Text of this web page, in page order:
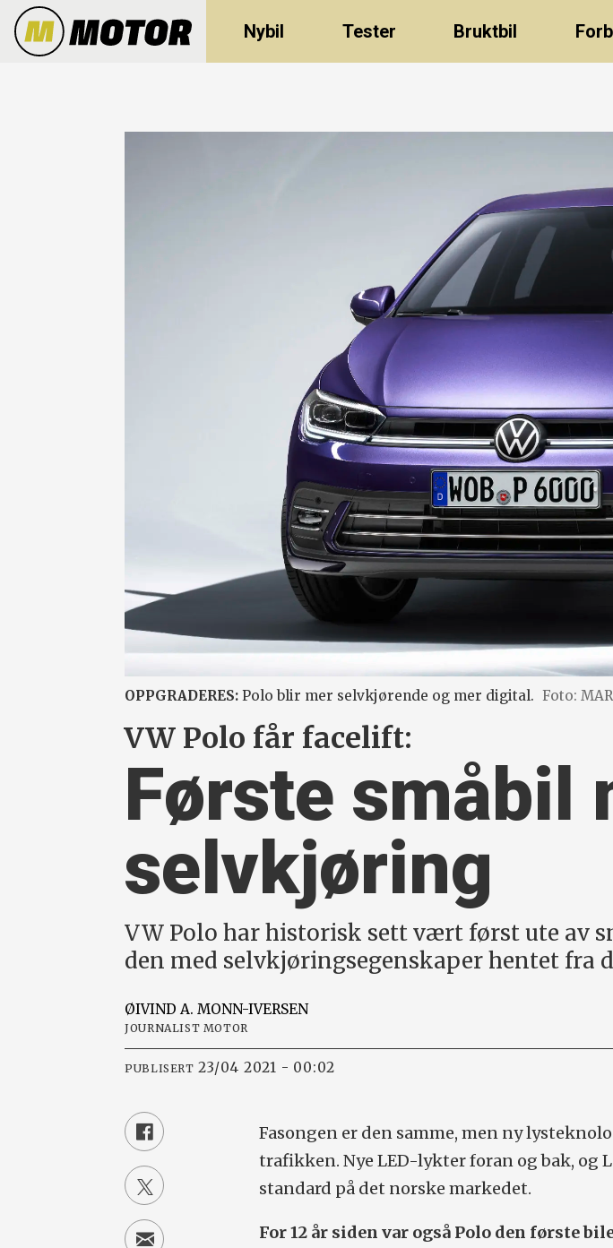
Nybil Tester Bruktbil
OPPGRADERES:Polo blir mer selvkjørende og mer digital. Foto:
VW Polo får facelift:
Første småbil
selvkjøring
VW Polo har historisk sett vært først ute av
den med selvkjøringsegenskaper hentet fra
ØIVIND A. MONN-IVERSEN
JOURNALIST MOTOR
PUBLISERT 23/04 2021 - 00:02
Fasongen er den samme, men ny
trafikken. Nye LED-lykter foran og bak, og
standard på det norske markedet.
For 12 år siden var også Polo den første